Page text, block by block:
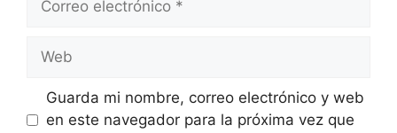
Web
Guarda mi nombre, correo electrónico y web
en este navegador para la próxima vez que